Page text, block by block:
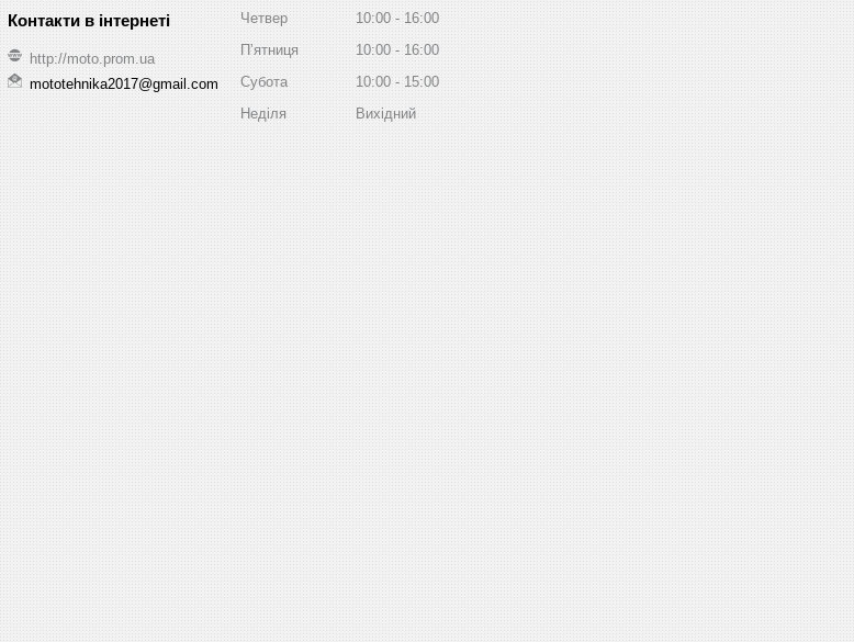
http://moto.prom.ua
mototehnika2017@gmail.com
Четвер
10:00
16:00
Пʼятниця
10:00
16:00
Субота
10:00
15:00
Неділя
Вихідний